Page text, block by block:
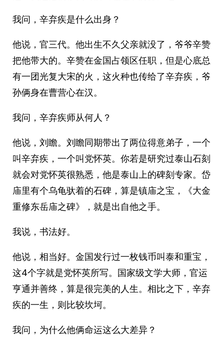
我问，辛弃疾是什么出身？
他说，官三代。他出生不久父亲就没了，爷爷辛赞
把他带大的。辛赞在金国占领区任职，但是心底总
有一团光复大宋的火，这火种也传给了辛弃疾，爷
孙俩身在曹营心在汉。
我问，辛弃疾师从何人？
他说，刘瞻。刘瞻同期带出了两位得意弟子，一个
叫辛弃疾，一个叫党怀英。你若是研究过泰山石刻
就会对党怀英很熟悉，他是泰山上的碑刻专家。岱
庙里有个乌龟驮着的石碑，算是镇庙之宝，《大金
重修东岳庙之碑》，就是出自他之手。
我说，书法好。
他说，相当好。金国发行过一枚钱币叫泰和重宝，
这4个字就是党怀英所写。国家级文学大师，官运
亨通并善终，算是很完美的人生。相比之下，辛弃
疾的一生，则比较坎坷。
我问，为什么他俩命运这么大差异？